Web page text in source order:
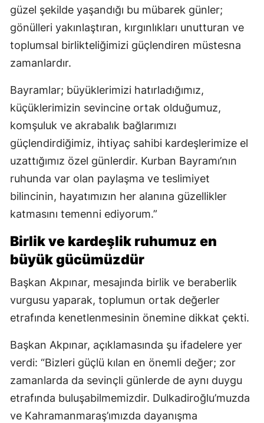
güzel şekilde yaşandığı bu mübarek günler;
gönülleri yakınlaştıran, kırgınlıkları unutturan ve
toplumsal birlikteliğimizi güçlendiren müstesna
zamanlardır.
Bayramlar; büyüklerimizi hatırladığımız,
küçüklerimizin sevincine ortak olduğumuz,
komşuluk ve akrabalık bağlarımızı
güçlendirdiğimiz, ihtiyaç sahibi kardeşlerimize el
uzattığımız özel günlerdir. Kurban Bayramı’nın
ruhunda var olan paylaşma ve teslimiyet
bilincinin, hayatımızın her alanına güzellikler
katmasını temenni ediyorum.”
Birlik ve kardeşlik ruhumuz en
büyük gücümüzdür
Başkan Akpınar, mesajında birlik ve beraberlik
vurgusu yaparak, toplumun ortak değerler
etrafında kenetlenmesinin önemine dikkat çekti.
Başkan Akpınar, açıklamasında şu ifadelere yer
verdi: “Bizleri güçlü kılan en önemli değer; zor
zamanlarda da sevinçli günlerde de aynı duygu
etrafında buluşabilmemizdir. Dulkadiroğlu’muzda
ve Kahramanmaraş’ımızda dayanışma